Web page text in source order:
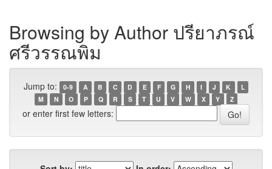
Browsing by Author ปรียาภรณ์
ศรีวรรณพิม
Jump to: 0-9 A B C D E F G H I J K
L
M
N O P Q R S T U V W X Y Z
or enter first few letters: